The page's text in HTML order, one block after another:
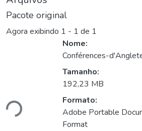
Pacote original
Agora exibindo 1 - 1 de 1
Nome:
Conférences-
Tamanho:
192,23 MB
Formato:
Adobe Portable
Format